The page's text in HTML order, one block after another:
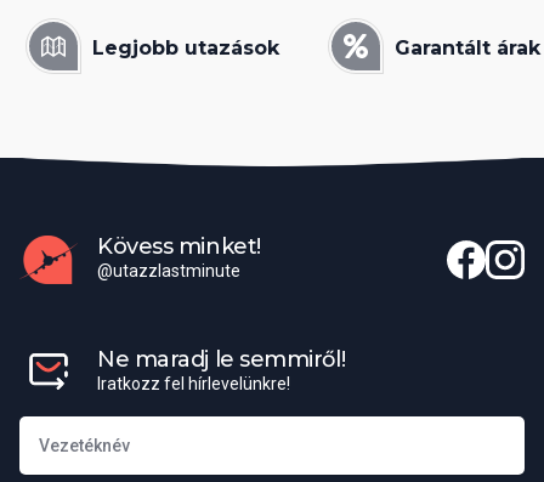
Legjobb utazások Garantált árak
Kövess minket!
@utazzlastminute
Ne maradj le semmiről!
Iratkozz fel hírlevelünkre!